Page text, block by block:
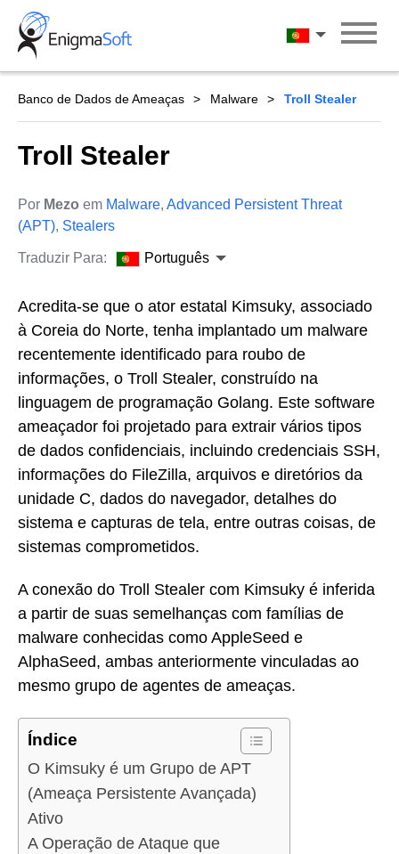
Skip
content
Português
Banco de Dados de Ameaças Malware Troll Stealer
Troll Stealer
Por Mezo em Malware, Advanced Persistent Threat
(APT), Stealers
Traduzir Para: Português
Acredita-se que o ator estatal Kimsuky, associado
à Coreia do Norte, tenha implantado um malware
recentemente identificado para roubo de
informações, o Troll Stealer, construído na
linguagem de programação Golang. Este software
ameaçador foi projetado para extrair vários tipos
de dados confidenciais, incluindo credenciais SSH,
informações do FileZilla, arquivos e diretórios da
unidade C, dados do navegador, detalhes do
sistema e capturas de tela, entre outras coisas, de
sistemas comprometidos.
A conexão do Troll Stealer com Kimsuky é inferida
a partir de suas semelhanças com famílias de
malware conhecidas como AppleSeed e
AlphaSeed, ambas anteriormente vinculadas ao
mesmo grupo de agentes de ameaças.
Índice
O Kimsuky é um Grupo de APT
(Ameaça Persistente Avançada)
Ativo
A Operação de Ataque que